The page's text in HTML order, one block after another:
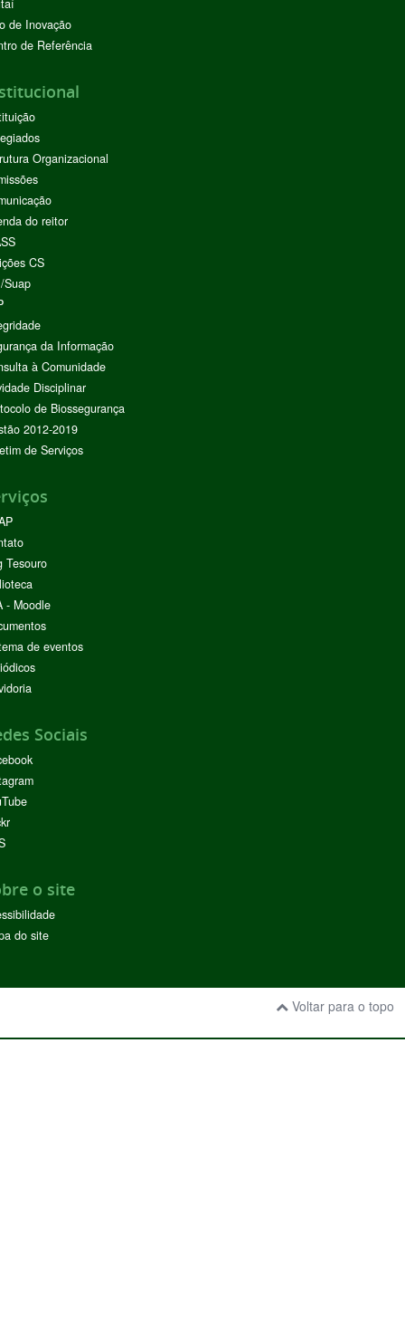
de Inovação
de Referência
Organizacional
do reitor
CS
Suap
da Informação
à Comunidade
Disciplinar
de Biossegurança
2012-2019
de Serviços
Tesouro
- Moodle
de eventos
Sociais
o site
do site
Voltar para o topo